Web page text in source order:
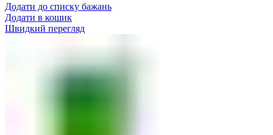
Додати до списку бажань
Додати в кошик
Швидкий перегляд